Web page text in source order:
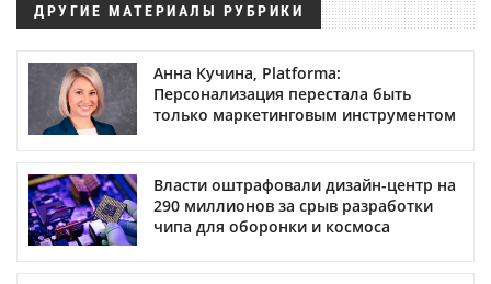
ДРУГИЕ МАТЕРИАЛЫ РУБРИКИ
Анна Кучина, Platforma:
Персонализация перестала быть
только маркетинговым инструментом
Власти оштрафовали дизайн-центр на
290 миллионов за срыв разработки
чипа для оборонки и космоса